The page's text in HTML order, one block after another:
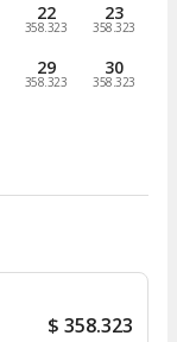
22
358.323
23
358.323
29
358.323
30
358.323
$ 358.323